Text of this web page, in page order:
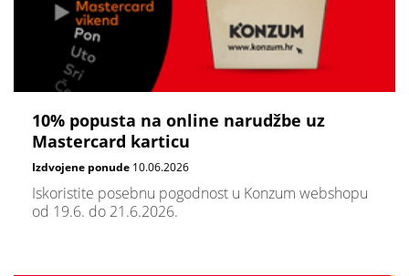
10% popusta na online narudžbe uz
Mastercard karticu
Izdvojene ponude 10.06.2026
Iskoristite posebnu pogodnost u Konzum webshopu
od 19.6. do 21.6.2026.